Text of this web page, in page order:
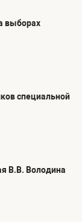
выборах
специальной
В.В. Володина